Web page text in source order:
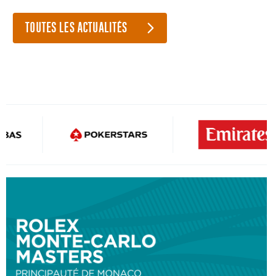
TOUTES LES ACTUALITÉS